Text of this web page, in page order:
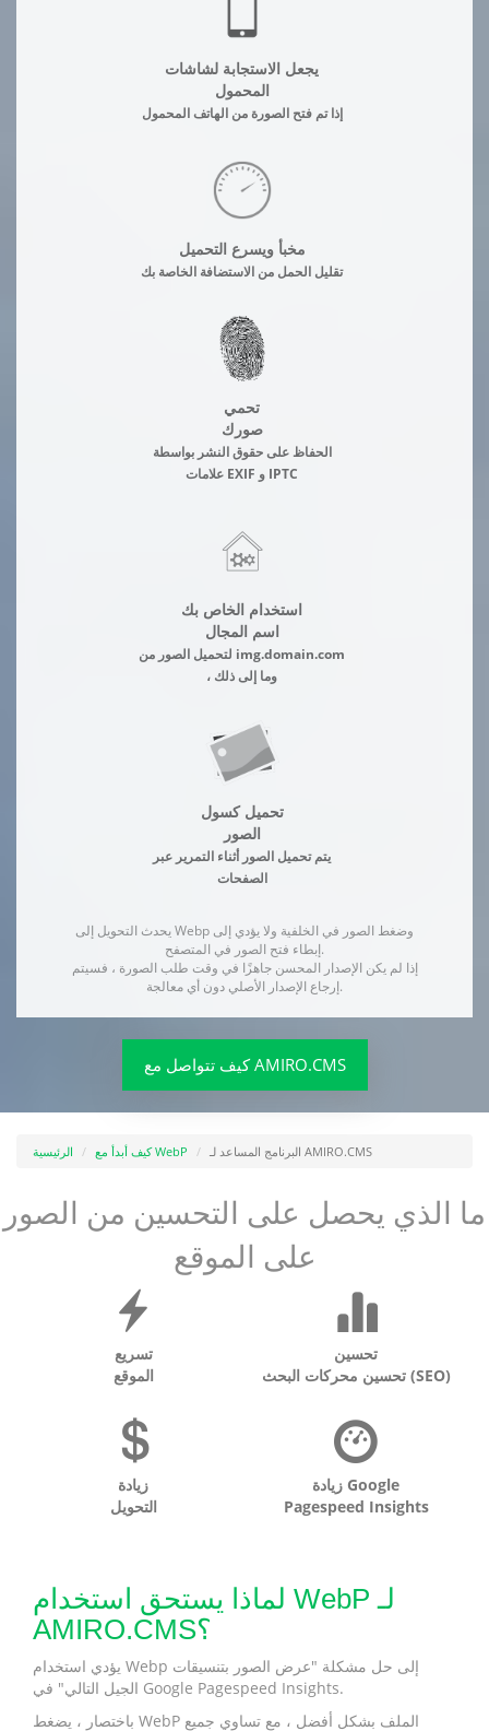
يجعل الاستجابة لشاشات
المحمول
إذا تم فتح الصورة من الهاتف المحمول
مخبأ ويسرع التحميل
تقليل الحمل من الاستضافة الخاصة بك
تحمي
صورك
الحفاظ على حقوق النشر بواسطة
علامات EXIF و IPTC
استخدام الخاص بك
اسم المجال
لتحميل الصور من img.domain.com
، وما إلى ذلك
تحميل كسول
الصور
يتم تحميل الصور أثناء التمرير عبر
الصفحات
يحدث التحويل إلى Webp وضغط الصور في الخلفية ولا يؤدي إلى
إبطاء فتح الصور في المتصفح.
إذا لم يكن الإصدار المحسن جاهزًا في وقت طلب الصورة ، فسيتم
إرجاع الإصدار الأصلي دون أي معالجة.
كيف تتواصل مع AMIRO.CMS
الرئيسية كيف أبدأ مع WebP البرنامج المساعد لـ AMIRO.CMS
ما الذي يحصل على التحسين من الصور
على الموقع
تسريع
الموقع
تحسين
تحسين محركات البحث (SEO)
زيادة
التحويل
زيادة Google
Pagespeed Insights
لماذا يستحق استخدام WebP لـ
AMIRO.CMS؟
يؤدي استخدام Webp إلى حل مشكلة "عرض الصور بتنسيقات
الجيل التالي" في Google Pagespeed Insights.
باختصار ، يضغط WebP الملف بشكل أفضل ، مع تساوي جميع